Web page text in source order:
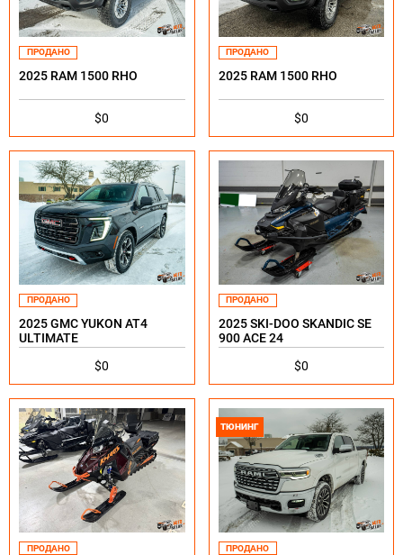
ПРОДАНО
2025 RAM 1500 RHO
$0
ПРОДАНО
2025 RAM 1500 RHO
$0
ПРОДАНО
2025 GMC YUKON AT4
ULTIMATE
$0
ПРОДАНО
2025 SKI-DOO SKANDIС SЕ
900 АСE 24
$0
ПРОДАНО
ТЮНИНГ
ПРОДАНО